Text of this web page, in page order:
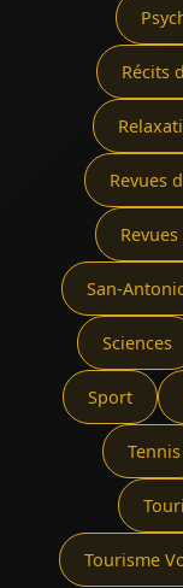
Récits
Revues
San-
Sciences
Sport
Tennis
Tourisme